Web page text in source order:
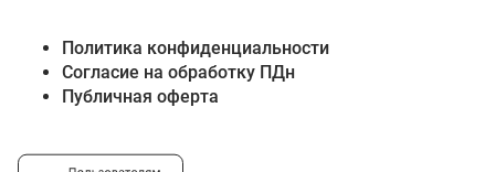
Политика конфиденциальности
Согласие на обработку ПДн
Публичная оферта